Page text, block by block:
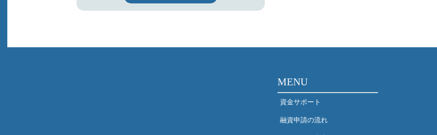
MENU
資金サポート
融資申請の流れ